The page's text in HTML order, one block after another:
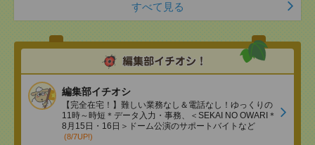
すべて見る
編集部イチオシ
【完全在宅！】難しい業務なし＆電話なし！ゆっくりの
11時～時短＊データ入力・事務、＜SEKAI NO OWARI＊
8月15日・16日＞ドーム公演のサポートバイトなど
(8/7UP!)